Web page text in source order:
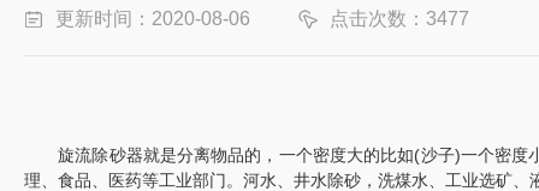
更新时间：2020-08-06 点击次数：3477
旋流除砂器就是分离物品的，一个密度大的比如(沙子)一个密度
理、食品、医药等工业部门。河水、井水除砂，洗煤水、工业选矿、